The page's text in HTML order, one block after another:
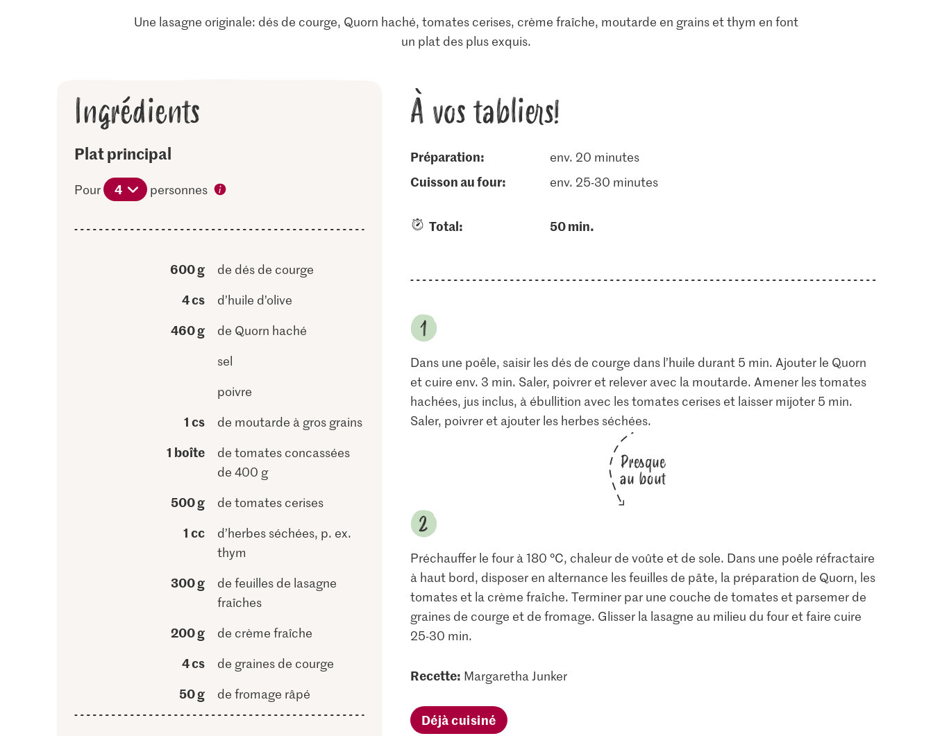
Une lasagne originale: dés de courge, Quorn haché, tomates cerises, crème fraîche, moutarde en grains et thym en font
un plat des plus exquis.
Ingrédients
Plat principal
Pour 4 personnes
600 g de dés de courge
4 cs d’huile d’olive
460 g
de Quorn haché
sel
poivre
1 cs de moutarde à gros grains
1 boîte
de tomates concassées
de 400 g
500 g de tomates cerises
1 cc
d’herbes séchées, p. ex.
thym
300 g
de feuilles de lasagne
fraîches
200 g de crème fraîche
4 cs de graines de courge
50 g de fromage râpé
À vos tabliers!
Préparation: env. 20 minutes
cuisson au four: env. 25-30 minutes
Total: 50 min.
Dans une poêle, saisir les dés de courge dans l’huile durant 5 min. Ajouter le Quorn
et cuire env. 3 min. Saler, poivrer et relever avec la moutarde. Amener les tomates
hachées, jus inclus, à ébullition avec les tomates cerises et laisser mijoter 5 min.
Saler, poivrer et ajouter les herbes séchées.
Presque
au bout
Préchauffer le four à 180 °C, chaleur de voûte et de sole. Dans une poêle réfractaire
à haut bord, disposer en alternance les feuilles de pâte, la préparation de Quorn, les
tomates et la crème fraîche. Terminer par une couche de tomates et parsemer de
graines de courge et de fromage. Glisser la lasagne au milieu du four et faire cuire
25-30 min.
Recette: Margaretha Junker
Déjà cuisiné